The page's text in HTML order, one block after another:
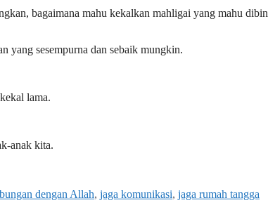
bagaimana mahu kekalkan mahligai yang mahu
yang sesempurna dan sebaik mungkin.
lama.
anak kita.
dengan Allah, jaga komunikasi, jaga rumah tangga